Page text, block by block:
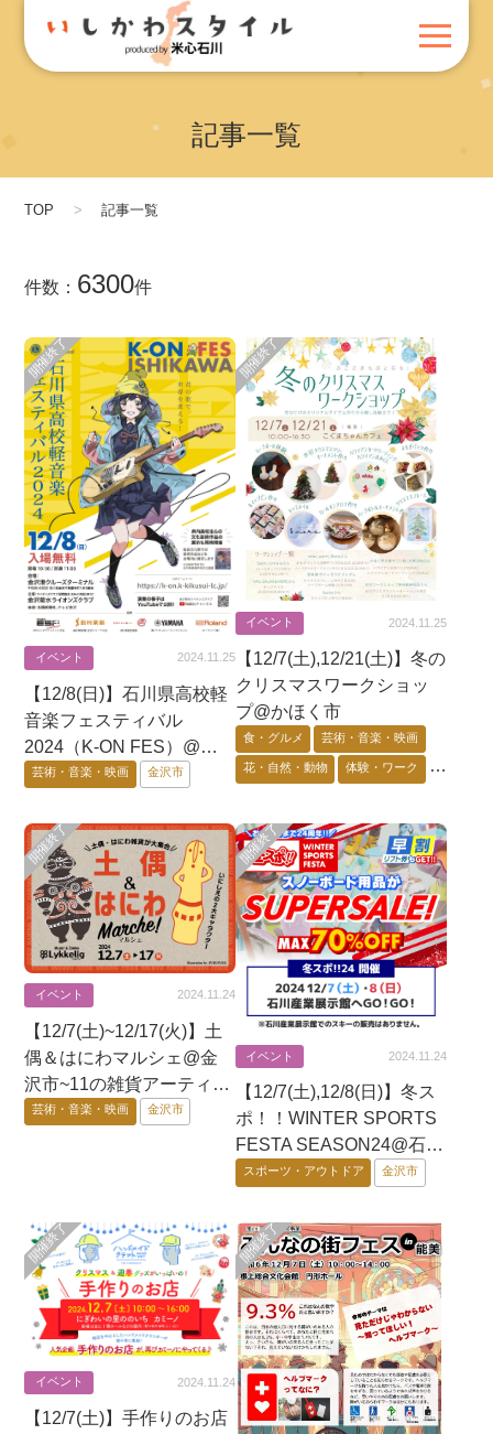
記事一覧
TOP 記事一覧
件数： 6300件
イベント 2024.11.25
【12/8(日)】石川県高校軽
音楽フェスティバル
2024（K-ON FES）@金
沢市
芸術・音楽・映画 金沢市
イベント 2024.11.25
【12/7(土),12/21(土)】冬の
クリスマスワークショッ
プ@かほく市
食・グルメ 芸術・音楽・映画
花・自然・動物 体験・ワーク
イベント 2024.11.24
【12/7(土)~12/17(火)】土
偶＆はにわマルシェ@金
沢市~11の雑貨アーティス
トによる“土偶＆埴輪”雑貨
芸術・音楽・映画 金沢市
イベント 2024.11.24
【12/7(土),12/8(日)】冬ス
ポ！！WINTER SPORTS
FESTA SEASON24@石川
県産業展示館1号館
スポーツ・アウトドア 金沢市
イベント 2024.11.24
【12/7(土)】手作りのお店